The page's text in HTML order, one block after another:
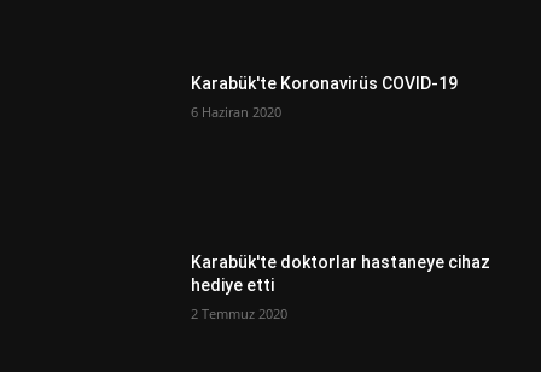
Karabük'te Koronavirüs COVID-19
6 Haziran 2020
Karabük'te doktorlar hastaneye cihaz
hediye etti
2 Temmuz 2020